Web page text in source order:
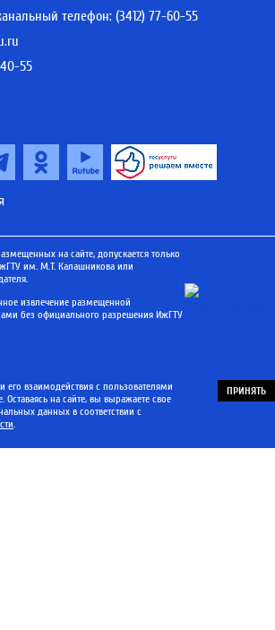
телефон: (3412) 77-60-55
55
на сайте, допускается только
им. М.Т. Калашникова или
извлечение размещенной
без официального разрешения ИжГТУ
его взаимодействия с пользователями
на сайте, вы выражаете свое
данных в соответствии с
.
ПРИНЯТЬ